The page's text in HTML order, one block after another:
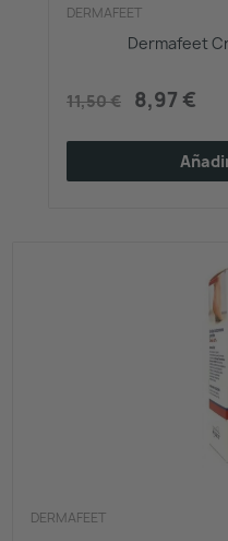
DERMAFEET
Dermafeet
11,50 € 8,97 €
DERMAFEET